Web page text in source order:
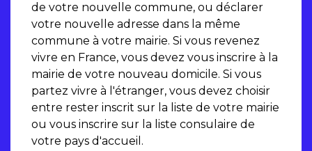
de votre nouvelle commune, ou déclarer
votre nouvelle adresse dans la même
commune à votre mairie. Si vous revenez
vivre en France, vous devez vous inscrire à la
mairie de votre nouveau domicile. Si vous
partez vivre à l'étranger, vous devez choisir
entre rester inscrit sur la liste de votre mairie
ou vous inscrire sur la liste consulaire de
votre pays d'accueil.